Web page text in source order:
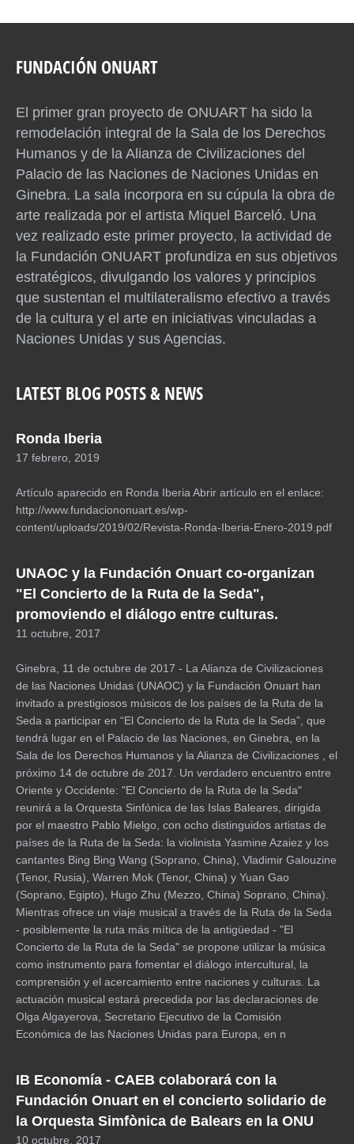
FUNDACIÓN ONUART
El primer gran proyecto de ONUART ha sido la
remodelación integral de la Sala de los Derechos
Humanos y de la Alianza de Civilizaciones del
Palacio de las Naciones de Naciones Unidas en
Ginebra. La sala incorpora en su cúpula la obra de
arte realizada por el artista Miquel Barceló. Una
vez realizado este primer proyecto, la actividad de
la Fundación ONUART profundiza en sus objetivos
estratégicos, divulgando los valores y principios
que sustentan el multilateralismo efectivo a través
de la cultura y el arte en iniciativas vinculadas a
Naciones Unidas y sus Agencias.
LATEST BLOG POSTS & NEWS
Ronda Iberia
17 febrero, 2019
Artículo aparecido en Ronda Iberia Abrir artículo en el enlace:
http://www.fundaciononuart.es/wp-
content/uploads/2019/02/Revista-Ronda-Iberia-Enero-2019.pdf
UNAOC y la Fundación Onuart co-organizan
"El Concierto de la Ruta de la Seda",
promoviendo el diálogo entre culturas.
11 octubre, 2017
Ginebra, 11 de octubre de 2017 - La Alianza de Civilizaciones
de las Naciones Unidas (UNAOC) y la Fundación Onuart han
invitado a prestigiosos músicos de los países de la Ruta de la
Seda a participar en “El Concierto de la Ruta de la Seda”, que
tendrá lugar en el Palacio de las Naciones, en Ginebra, en la
Sala de los Derechos Humanos y la Alianza de Civilizaciones , el
próximo 14 de octubre de 2017. Un verdadero encuentro entre
Oriente y Occidente: "El Concierto de la Ruta de la Seda"
reunirá a la Orquesta Sinfónica de las Islas Baleares, dirigida
por el maestro Pablo Mielgo, con ocho distinguidos artistas de
países de la Ruta de la Seda: la violinista Yasmine Azaiez y los
cantantes Bing Bing Wang (Soprano, China), Vladimir Galouzine
(Tenor, Rusia), Warren Mok (Tenor, China) y Yuan Gao
(Soprano, Egipto), Hugo Zhu (Mezzo, China) Soprano, China).
Mientras ofrece un viaje musical a través de la Ruta de la Seda
- posiblemente la ruta más mítica de la antigüedad - "El
Concierto de la Ruta de la Seda" se propone utilizar la música
como instrumento para fomentar el diálogo intercultural, la
comprensión y el acercamiento entre naciones y culturas. La
actuación musical estará precedida por las declaraciones de
Olga Algayerova, Secretario Ejecutivo de la Comisión
Económica de las Naciones Unidas para Europa, en n
IB Economía - CAEB colaborará con la
Fundación Onuart en el concierto solidario de
la Orquesta Simfònica de Balears en la ONU
10 octubre, 2017